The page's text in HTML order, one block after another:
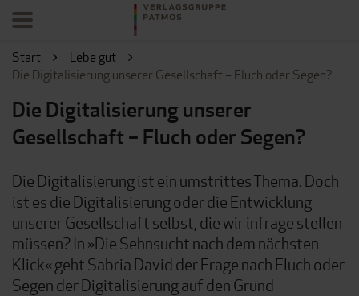
Start
Lebe gut
Die Digitalisierung unserer Gesellschaft – Fluch oder Segen?
Die Digitalisierung unserer
Gesellschaft – Fluch oder Segen?
Die Digitalisierung ist ein umstrittes Thema. Doch
ist es die Digitalisierung oder die Entwicklung
unserer Gesellschaft selbst, die wir infrage stellen
müssen? In »Die Sehnsucht nach dem nächsten
Klick« geht Sabria David der Frage nach Fluch oder
Segen der Digitalisierung auf den Grund